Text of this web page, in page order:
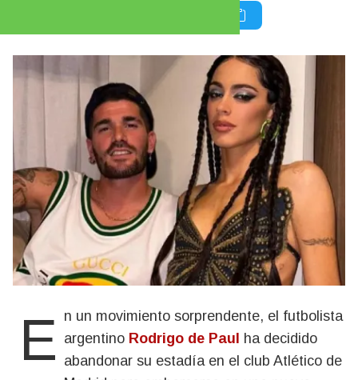
En un movimiento sorprendente, el futbolista argentino Rodrigo de Paul
ha decidido
abandonar su estadía en el club Atlético de